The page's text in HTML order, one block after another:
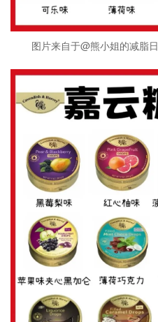
图片来自于@熊小姐的减脂